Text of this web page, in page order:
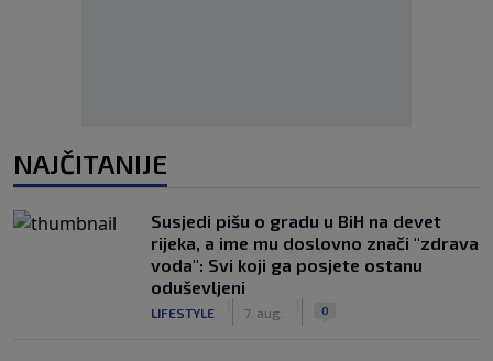
NAJČITANIJE
Susjedi pišu o gradu u BiH na devet
rijeka, a ime mu doslovno znači "zdrava
voda": Svi koji ga posjete ostanu
oduševljeni
LIFESTYLE 7. aug. 0